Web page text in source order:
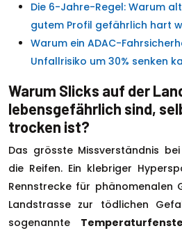
Die 6-Jahre-Regel: Warum
gutem Profil gefährlich hart
Warum ein ADAC-
Unfallrisiko um 30% senken
Warum Slicks auf der
lebensgefährlich sind,
trocken ist?
Das grösste Missverständnis
die Reifen. Ein klebriger
Rennstrecke für phänomenalen
Landstrasse zur tödlichen
sogenannte